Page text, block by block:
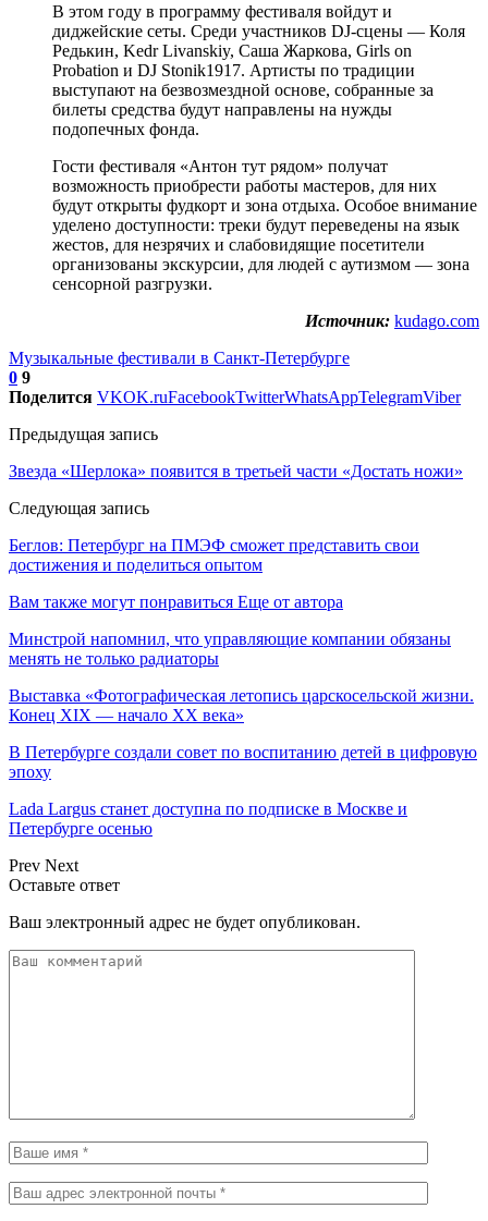
В этом году в программу фестиваля войдут и
диджейские сеты. Среди участников DJ-сцены — Коля
Редькин, Kedr Livanskiy, Саша Жаркова, Girls on
Probation и DJ Stonik1917. Артисты по традиции
выступают на безвозмездной основе, собранные за
билеты средства будут направлены на нужды
подопечных фонда.
Гости фестиваля «Антон тут рядом» получат
возможность приобрести работы мастеров, для них
будут открыты фудкорт и зона отдыха. Особое внимание
уделено доступности: треки будут переведены на язык
жестов, для незрячих и слабовидящие посетители
организованы экскурсии, для людей с аутизмом — зона
сенсорной разгрузки.
Источник: kudago.com
Музыкальные фестивали в Санкт-Петербурге
0 9
Поделится VKOK.ruFacebookTwitterWhatsAppTelegramViber
Предыдущая запись
Звезда «Шерлока» появится в третьей части «Достать ножи»
Следующая запись
Беглов: Петербург на ПМЭФ сможет представить свои
достижения и поделиться опытом
Вам также могут понравиться Еще от автора
Минстрой напомнил, что управляющие компании обязаны
менять не только радиаторы
Выставка «Фотографическая летопись царскосельской жизни.
Конец XIX — начало XX века»
В Петербурге создали совет по воспитанию детей в цифровую
эпоху
Lada Largus станет доступна по подписке в Москве и
Петербурге осенью
Prev Next
Оставьте ответ
Ваш электронный адрес не будет опубликован.